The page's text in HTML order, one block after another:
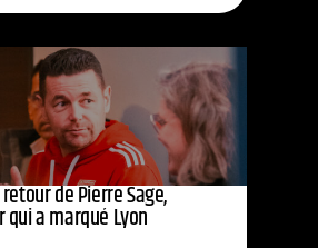
retour de Pierre Sage,
qui a marqué Lyon